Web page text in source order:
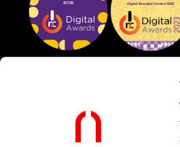
POLÍTICAS PARA CLIENTES Y